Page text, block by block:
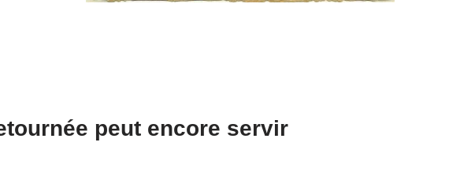
peut encore servir